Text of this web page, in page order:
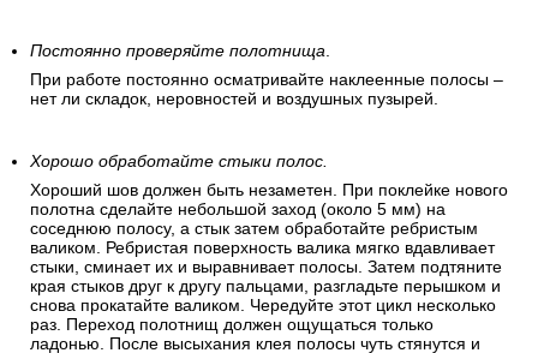
Постоянно проверяйте полотнища.
При работе постоянно осматривайте наклеенные полосы –
нет ли складок, неровностей и воздушных пузырей.
Хорошо обработайте стыки полос.
Хороший шов должен быть незаметен. При поклейке нового
полотна сделайте небольшой заход (около 5 мм) на
соседнюю полосу, а стык затем обработайте ребристым
валиком. Ребристая поверхность валика мягко вдавливает
стыки, сминает их и выравнивает полосы. Затем подтяните
края стыков друг к другу пальцами, разгладьте перышком и
снова прокатайте валиком. Чередуйте этот цикл несколько
раз. Переход полотнищ должен ощущаться только
ладонью. После высыхания клея полосы чуть стянутся и